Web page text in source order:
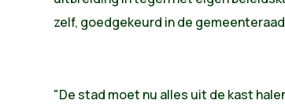
zelf, goedgekeurd in de gemeenteraad
"De stad moet nu alles uit de kast